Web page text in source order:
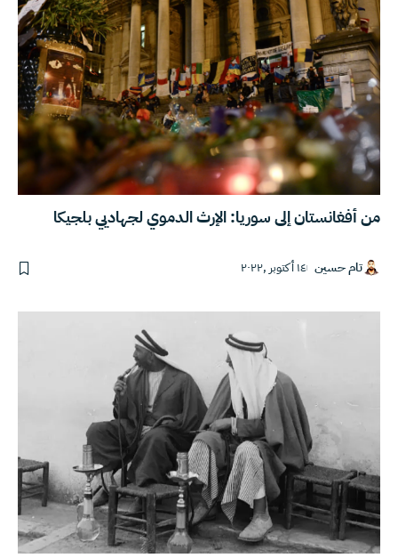
من أفغانستان إلى سوريا: الإرث الدموي لجهاديي بلجيكا
تام حسين ١٤ أكتوبر ,٢٠٢٢